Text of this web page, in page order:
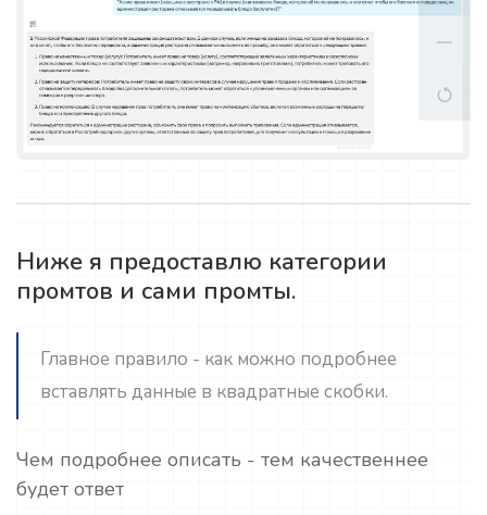
Ниже я предоставлю категории
промтов и сами промты.
Главное правило - как можно подробнее
вставлять данные в квадратные скобки.
Чем подробнее описать - тем качественнее
будет ответ